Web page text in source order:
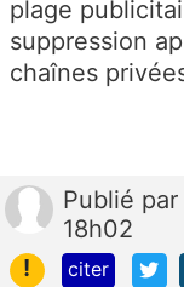
plage
suppression
chaînes
Publié par
18h02
!
citer